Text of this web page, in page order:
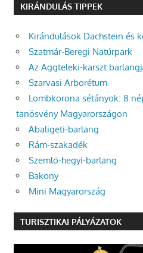
KIRÁNDULÁS TIPPEK
Kirándulások Dachstein és
Szatmár-Beregi Natúrpark
Az Aggteleki-karszt
Szarvasi Arborétum
Lombkorona sétányok: 8
tanösvény Magyarországon
Abaligeti-barlang
Rám-szakadék
Szemlő-hegyi-barlang
Bakony
Mini Magyarország
TURISZTIKAI PÁLYÁZATOK